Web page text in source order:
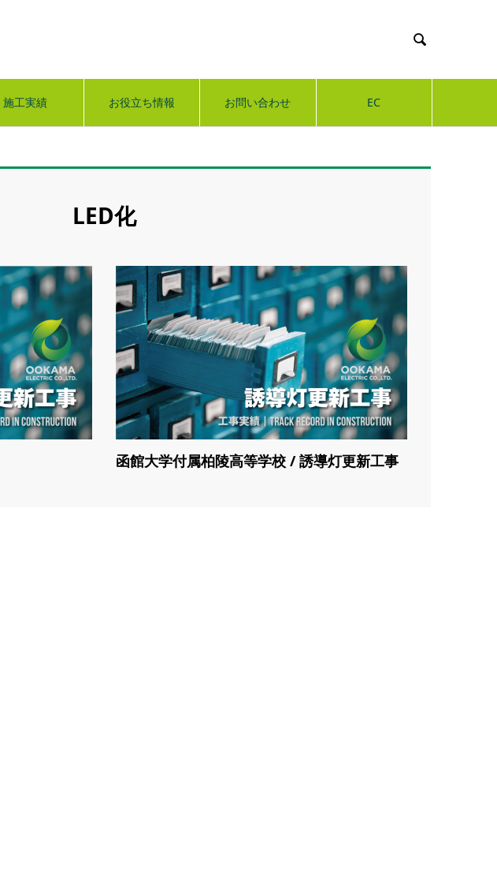

施工実績 お役立ち情報 お問い合わせ EC
LED化
函館大学付属柏陵高等学校 / 誘導灯更新工事